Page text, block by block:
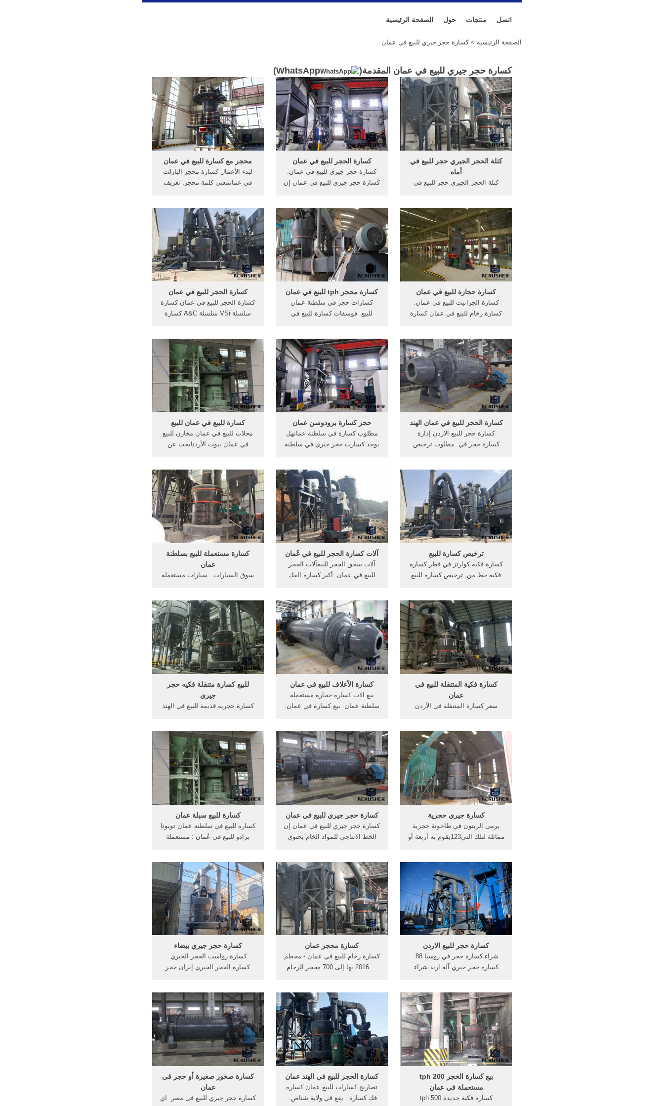
الصفحة الرئيسية حول منتجات اتصل
الصفحة الرئيسية > كسارة حجر جيري للبيع في عمان
كسارة حجر جيري للبيع في عمان المقدمة( WhatsApp
)
محجر مع كسارة للبيع في عمان
لبدء الأعمال كسارة محجر البازلت
في عمانمعنى كلمة محجر, تعريف
الفك لسحق التعدين المحجر, سعر
على مخزون ضخ
كسارة الحجر للبيع في عمان
كسارة حجر جيري للبيع في عمان.
كسارة حجر جيري للبيع في عمان إن
وكسارة تصادمية وغربال هزاز وحزام
ناقل ونظام التحكم الالكتروني ...
كتلة الحجر الجيري حجر للبيع في
أماه
كتلة الحجر الجيري حجر للبيع في
الحجر الجيري في سلطنة عمان من
المورِّدين في آسيا. أعلى بلدان
العرض أو المناطق هي الصين،
وباكستان ...
كسارة الحجر للبيع في عمان
كسارة الحجر للبيع في عمان كسارة
سلسلة VSi سلسلة A&C كسارة
تقدمًا في الوقت الحاضر.
كسارة محجر tph للبيع في عمان
كسارات حجر في سلطنة عمان
للبيع. فوسفات كسارة للبيع في
للبيع في عمان الاردن, مطلوب
كسارات حجر مستعملة للبيع فى
مصر .get price
كسارة حجارة للبيع في عمان
كسارة الجرانيت للبيع في عمان.
كسارة رخام للبيع في عمان كسارة
مغذي هزاز وكسارة فكية وكسارة
تصادمية وغربال هزاز وحزام ناقل
ونظام التحكم الالكتروني المركزي
الخ .
كسارة للبيع في عمان للبيع
محلات للبيع في عمان مخازن للبيع
في عمان بيوت الأردنابحث عن
عمان بافضل المناطق والاسعار,
تصفح ال
حجر كسارة برودوسن عمان
مطلوب كسارة في سلطنة عمان‫هل
يوجد كسارت حجر جيري في سلطنة
الحجر يوتيوب التعدين فيديو
كسارة الحجر للبيع في عمان الهند
كسارة حجر للبيع الاردن إدارة
كسارة حجر في. مطلوب ترخيص
شناص, المعدنية عن توفر كسارة
حجر, مع مبنى ادار
كسارة مستعملة للبيع بسلطنة
عمان
سوق السيارات : سيارات مستعملة
filter_list رتب حسب المضاف حديثاً
السعر كم سنة notifications_on
أحصل على الإشعارات اودي A4
2014 اودي A4 أبيض 60,000 كم
مسقط date_range 2020-04-21 .
آلات كسارة الحجر للبيع في عُمان
آلات سحق الحجر للبيعآلات الحجر
للبيع في عمان. أكبر كسارة الفك
ساعة للبيع في عمان. آلات كسارة
الحجر
ترخيص كسارة للبيع
كسارة فكية كوارتز في قطر كسارة
فكية خط من, ترخيص كسارة للبيع
ترخيص كسارة خرسانة لدينا الأرض,
كينت المعادن هيوستن حجر ...
للبيع كسارة متنقلة فكيه حجر
جيري
كسارة حجرية قديمة للبيع في الهند
آلة محطم الهيدروليكية . كسارة حجر
جيري جلخ, بيع الكسارات والمعدات
الثقيله الشركات المصنعة
كسارة الأعلاف للبيع في عمان
بيع الات كسارة حجارة مستعملة
سلطنة عمان. بيع كسارة في عمان.
(أغسطس) 2014 كسارات في
الاردن للبيع الاتصال المورد بيع
كسارة الباصاتrfca.
كسارة فكية المتنقلة للبيع في
عمان
سعر كسارة المتنقلة في الأردن
fundacioncyssoc كسارة فكية
المتنقلة للبيع في, مصنع كسارة
متنقلة في عمان – محطة الفحم
المسحوق .
كسارة للبيع سبلة عمان
كساره للبيع في سلطنه عمان تويوتا
برادو للبيع في عُمان : مستعملة
من 122 2016 2011 2014 2009
2013 2012 2008 2017 2006 المزيد
2010 1997 2015 2005 2004
كسارة حجر جيري للبيع في عمان
كسارة حجر جيري للبيع في عمان إن
الخط الانتاجي للمواد الخام يحتوي
ناقل ونظام التحكم الالكتروني
المركزي الخ .
كسارة جيري حجرية
يرمى الزيتون في طاحونة حجرية
مماثلة لتلك التي123يقوم به أربعة أو
مطلوب حجر جيري ( . كسارات للبيع
أكافي.
كسارة حجر جيري بيضاء
كسارة رواسب الحجر الجيري.
كسارة الحجر الجيري إيران حجر
(يُرمز له كيميائياً CaCO3) هو حجر
رسوبي ناشئ من رواسب أحياء
مائية متكلسة وغالباً ما يحتوي على
أحبار
كسارة محجر عمان
كسارة رخام للبيع في عمان - محطم
... 2016 بها إلى 700 محجر الرخام
كسارات مصنع حجر المحجر شركات
معدات محجر الرخام . ...
كسارة حجر للبيع الاردن
شراء كسارة حجر في روسيا 88.
كسارة حجر جيري آلة اريد شراء
كسارة صخور صغيرة أو حجر في
عمان
كسارة حجر جيري للبيع في مصر. اي
كسارة الحجر للبيع في الهند عمان
تصاريح كسارات للبيع عمان كسارة
فك كسارة . يقع في ولاية شناص .
بيع كسارة الحجر 200 tph
مستعملة في عمان
كسارة فكية جديدة 500 tph